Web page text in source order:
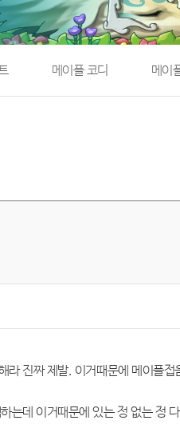
메이플 코디 메이
라 진짜 제발. 이거때문에 메이플접
는데 이거때문에 있는 정 없는 정